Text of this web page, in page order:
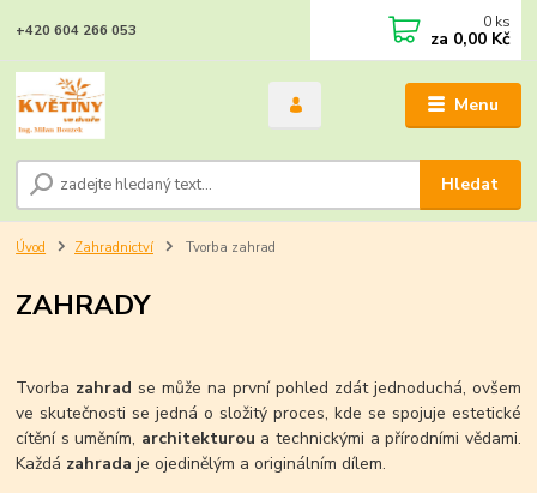
Menu
Hledat
+420 604 266 053 0 ks
za 0,00 Kč
Úvod Zahradnictví Tvorba zahrad
ZAHRADY
Tvorba zahrad se může na první pohled zdát jednoduchá, ovšem
ve skutečnosti se jedná o složitý proces, kde se spojuje estetické
cítění s uměním, architekturou a technickými a přírodními vědami.
Každá zahrada je ojedinělým a originálním dílem.